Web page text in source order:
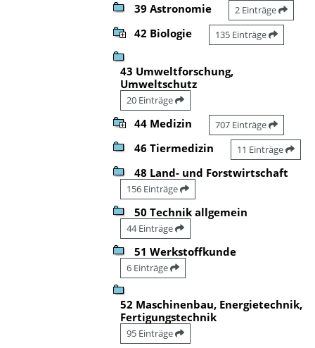
39 Astronomie 2 Einträge
42 Biologie 135 Einträge
43 Umweltforschung,
Umweltschutz
20 Einträge
44 Medizin 707 Einträge
46 Tiermedizin 11 Einträge
48 Land- und Forstwirtschaft
156 Einträge
50 Technik allgemein
44 Einträge
51 Werkstoffkunde
6 Einträge
52 Maschinenbau, Energietechnik,
Fertigungstechnik
95 Einträge